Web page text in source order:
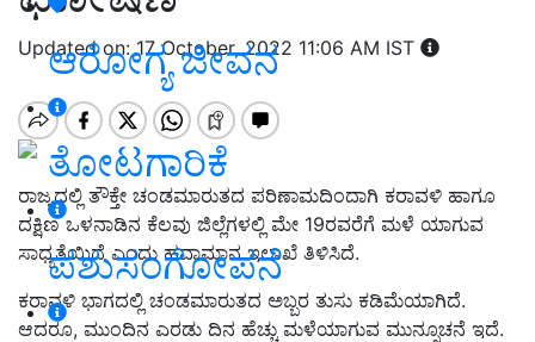
ಆರೋಗ್ಯ ಜೀವನ
ತೋಟಗಾರಿಕೆ
ಪಶುಸಂಗೋಪನೆ
Updated on: 17 October, 2022 11:06 AM IST
ರಾಜ್ಯದಲ್ಲಿ ತೌಕ್ತೇ ಚಂಡಮಾರುತದ ಪರಿಣಾಮದಿಂದಾಗಿ ಕರಾವಳಿ ಹಾಗೂ
ದಕ್ಷಿಣ ಒಳನಾಡಿನ ಕೆಲವು ಜಿಲ್ಲೆಗಳಲ್ಲಿ ಮೇ 19ರವರೆಗೆ ಮಳೆ ಯಾಗುವ
ಸಾಧ್ಯತೆಯಿದೆ ಎಂದು ಹವಾಮಾನ ಇಲಾಖೆ ತಿಳಿಸಿದೆ.
ಕರಾವಳಿ ಭಾಗದಲ್ಲಿ ಚಂಡಮಾರುತದ ಅಬ್ಬರ ತುಸು ಕಡಿಮೆಯಾಗಿದೆ.
ಆದರೂ, ಮುಂದಿನ ಎರಡು ದಿನ ಹೆಚ್ಚು ಮಳೆಯಾಗುವ ಮುನ್ಸೂಚನೆ ಇದೆ.